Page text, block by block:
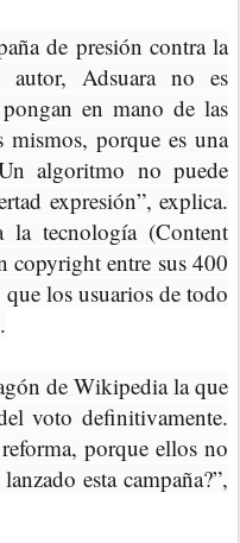
de presión contra la
autor, Adsuara no es
en mano de las
mismos, porque es una
algoritmo no puede
expresión”, explica.
la tecnología (Content
copyright entre sus 400
los usuarios de todo
de Wikipedia la que
voto definitivamente.
porque ellos no
esta campaña?”,